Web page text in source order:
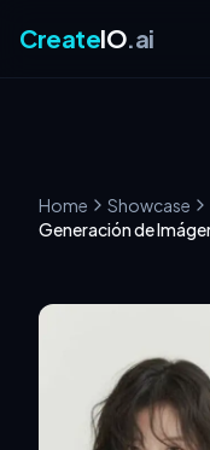
CreateIO.ai
Home Showcase